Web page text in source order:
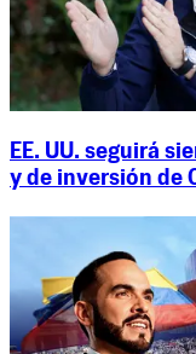
EE. UU. seguirá
y de inversión de